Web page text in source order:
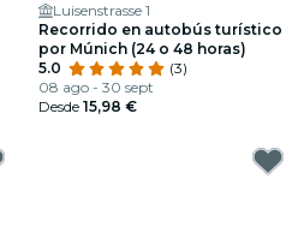
Luisenstrasse 1
Recorrido en autobús turístico
por Múnich (24 o 48 horas)
5.0
(3)
08 ago - 30 sept
Desde 15,98 €